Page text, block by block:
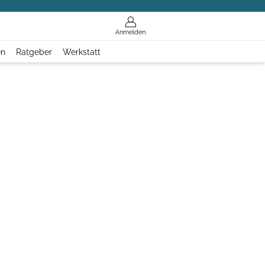
Anmelden
Ratgeber Werkstatt